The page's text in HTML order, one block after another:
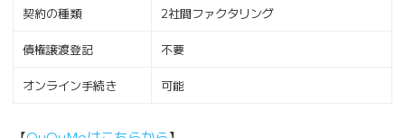
契約の種類 2社間ファクタリング
債権譲渡登記 不要
オンライン手続き 可能